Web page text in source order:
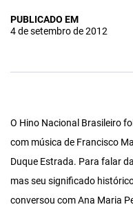
PUBLICADO EM
4 de setembro de 2012
O Hino Nacional Brasileiro
com música de Francisco
Duque Estrada. Para falar
mas seu significado
conversou com Ana Maria